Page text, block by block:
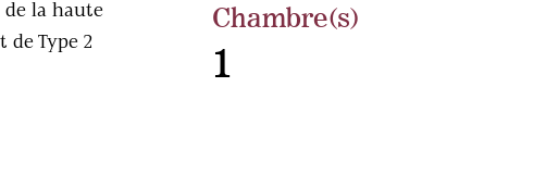
de la haute
Type 2
Chambre(s)
1